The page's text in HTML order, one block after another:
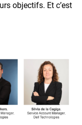
objectifs. Et c’est